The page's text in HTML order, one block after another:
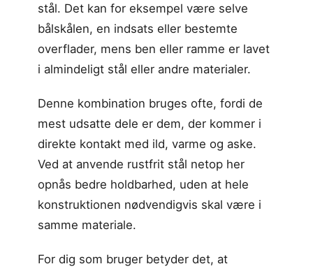
stål. Det kan for eksempel være selve
bålskålen, en indsats eller bestemte
overflader, mens ben eller ramme er lavet
i almindeligt stål eller andre materialer.
Denne kombination bruges ofte, fordi de
mest udsatte dele er dem, der kommer i
direkte kontakt med ild, varme og aske.
Ved at anvende rustfrit stål netop her
opnås bedre holdbarhed, uden at hele
konstruktionen nødvendigvis skal være i
samme materiale.
For dig som bruger betyder det, at